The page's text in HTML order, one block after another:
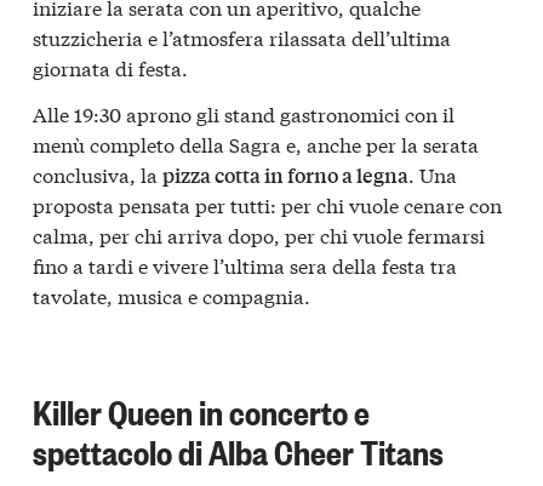
iniziare la serata con un aperitivo, qualche
stuzzicheria e l’atmosfera rilassata dell’ultima
giornata di festa.
Alle 19:30 aprono gli stand gastronomici con il
menù completo della Sagra e, anche per la serata
conclusiva, la pizza cotta in forno a legna. Una
proposta pensata per tutti: per chi vuole cenare con
calma, per chi arriva dopo, per chi vuole fermarsi
fino a tardi e vivere l’ultima sera della festa tra
tavolate, musica e compagnia.
Killer Queen in concerto e
spettacolo di Alba Cheer Titans